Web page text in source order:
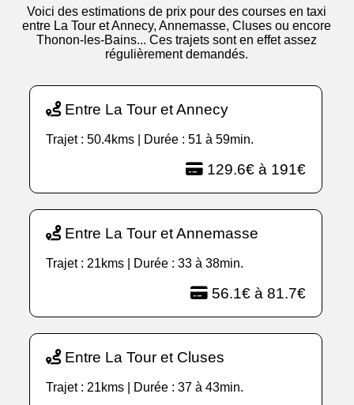
Voici des estimations de prix pour des courses en taxi
entre La Tour et Annecy, Annemasse, Cluses ou encore
Thonon-les-Bains... Ces trajets sont en effet assez
régulièrement demandés.
Entre La Tour et Annecy
Trajet : 50.4kms | Durée : 51 à 59min.
129.6€ à 191€
Entre La Tour et Annemasse
Trajet : 21kms | Durée : 33 à 38min.
56.1€ à 81.7€
Entre La Tour et Cluses
Trajet : 21kms | Durée : 37 à 43min.